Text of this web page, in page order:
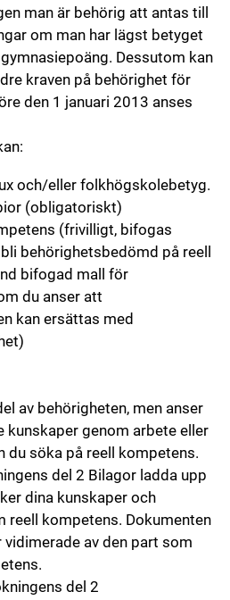
man är behörig att antas till
om man har lägst betyget
Dessutom kan
kraven på behörighet för
den 1 januari 2013 anses
och/eller folkhögskolebetyg.
(obligatoriskt)
(frivilligt, bifogas
behörighetsbedömd på reell
bifogad mall för
du anser att
kan ersättas med
av behörigheten, men anser
kunskaper genom arbete eller
du söka på reell kompetens.
del 2 Bilagor ladda upp
dina kunskaper och
reell kompetens. Dokumenten
av den part som
del 2